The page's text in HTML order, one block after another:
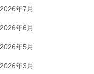
2026年7月
2026年6月
2026年5月
2026年3月